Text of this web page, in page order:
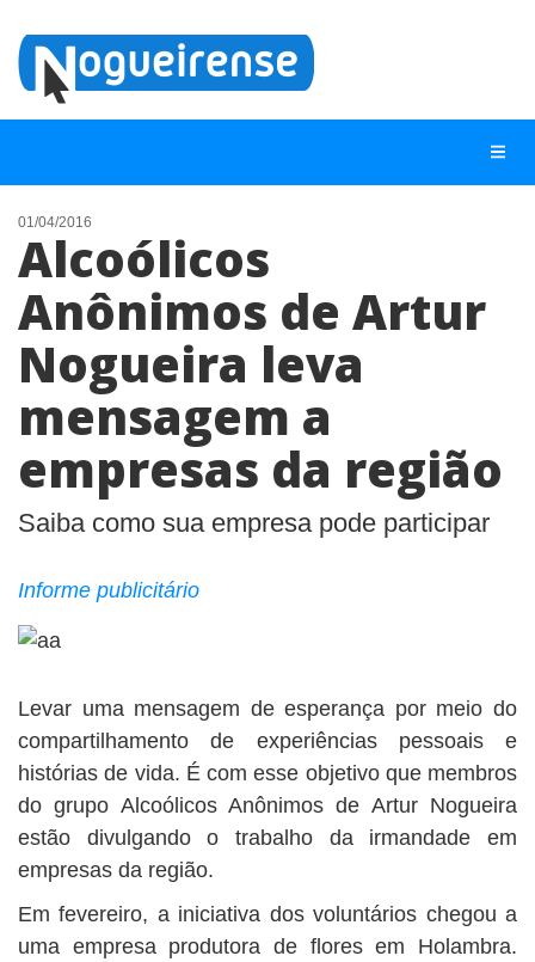
NOTÍCIAS
LISTA DIGITAL
TELEFONES ÚTEIS
QUEM SOMOS
CONTATO
ANUNCIE
BUSCAR
01/04/2016
Alcoólicos
Anônimos de Artur
Nogueira leva
mensagem a
empresas da região
Saiba como sua empresa pode participar
Informe publicitário
Levar uma mensagem de esperança por meio do
compartilhamento de experiências pessoais e
histórias de vida. É com esse objetivo que membros
do grupo Alcoólicos Anônimos de Artur Nogueira
estão divulgando o trabalho da irmandade em
empresas da região.
Em fevereiro, a iniciativa dos voluntários chegou a
uma empresa produtora de flores em Holambra.